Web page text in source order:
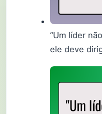
“Um líder
ele deve